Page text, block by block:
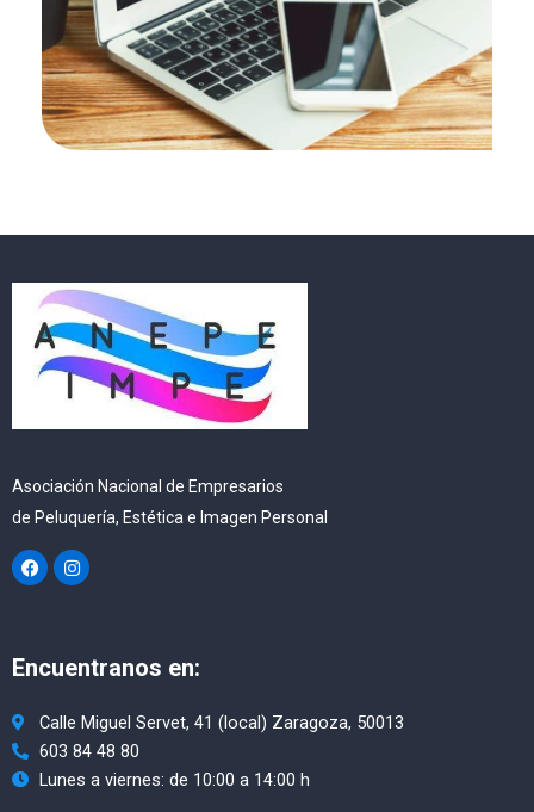
Asociación Nacional de Empresarios
de Peluquería, Estética e Imagen Personal
F
a
c
o
k
I
n
s
r
a
Encuentranos en:
Calle Miguel Servet, 41 (local) Zaragoza, 50013
603 84 48 80
Lunes a viernes: de 10:00 a 14:00 h